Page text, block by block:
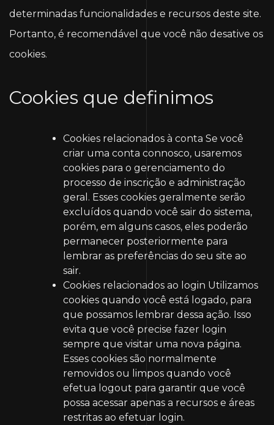
determinadas funcionalidades e recursos deste site.
Portanto, é recomendável que você não desative os
cookies.
Cookies que definimos
Cookies relacionados à conta Se você
criar uma conta connosco, usaremos
cookies para o gerenciamento do
processo de inscrição e administração
geral. Esses cookies geralmente serão
excluídos quando você sair do sistema,
porém, em alguns casos, eles poderão
permanecer posteriormente para
lembrar as preferências do seu site ao
sair.
Cookies relacionados ao login Utilizamos
cookies quando você está logado, para
que possamos lembrar dessa ação. Isso
evita que você precise fazer login
sempre que visitar uma nova página.
Esses cookies são normalmente
removidos ou limpos quando você
efetua logout para garantir que você
possa acessar apenas a recursos e áreas
restritas ao efetuar login.